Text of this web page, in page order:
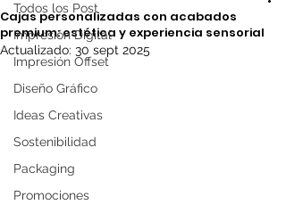
Todos los Post
Impresión Digital
Impresión Offset
Diseño Gráfico
Ideas Creativas
Sostenibilidad
Packaging
Promociones
Cajas personalizadas con acabados
premium: estética y experiencia sensorial
Actualizado: 30 sept 2025